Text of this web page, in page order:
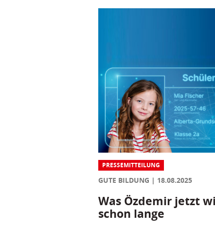
PRESSEMITTEILUNG
GUTE BILDUNG 18.08.2025
Was Özdemir jetzt
schon lange